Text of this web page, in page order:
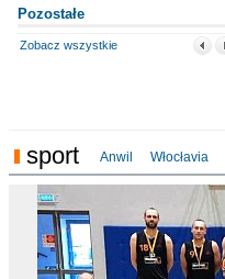
Pozostałe
Zobacz wszystkie
sport Anwil Włocłavia